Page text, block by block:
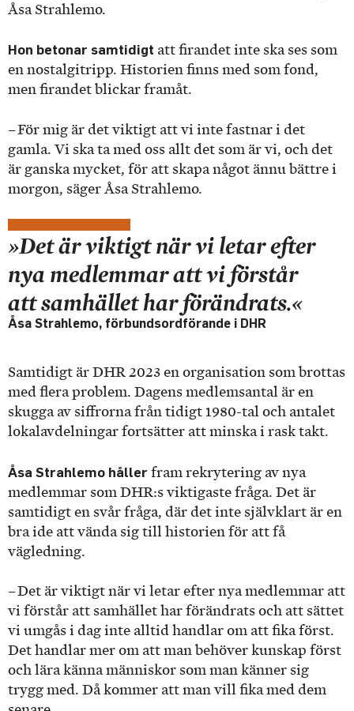
Åsa Strahlemo.
Hon betonar samtidigt att firandet inte ska ses som
en nostalgitripp. Historien finns med som fond,
men firandet blickar framåt.
– För mig är det viktigt att vi inte fastnar i det
gamla. Vi ska ta med oss allt det som är vi, och det
är ganska mycket, för att skapa något ännu bättre i
morgon, säger Åsa Strahlemo.
»Det är viktigt när vi letar efter
nya medlemmar att vi förstår
att samhället har förändrats.«
Åsa Strahlemo, förbundsordförande i DHR
Samtidigt är DHR 2023 en organisation som brottas
med flera problem. Dagens medlemsantal är en
skugga av siffrorna från tidigt 1980-tal och antalet
lokalavdelningar fortsätter att minska i rask takt.
Åsa Strahlemo håller fram rekrytering av nya
medlemmar som DHR:s viktigaste fråga. Det är
samtidigt en svår fråga, där det inte självklart är en
bra ide att vända sig till historien för att få
vägledning.
– Det är viktigt när vi letar efter nya medlemmar att
vi förstår att samhället har förändrats och att sättet
vi umgås i dag inte alltid handlar om att fika först.
Det handlar mer om att man behöver kunskap först
och lära känna människor som man känner sig
trygg med. Då kommer att man vill fika med dem